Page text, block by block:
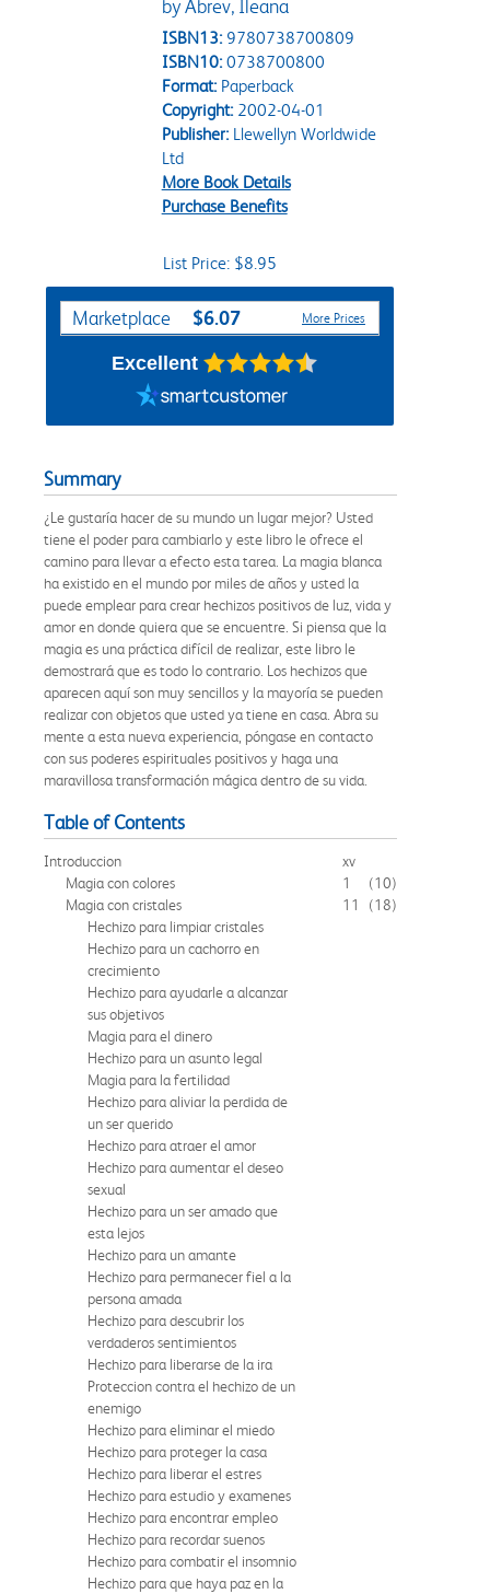
by Abrev, Ileana
ISBN13: 9780738700809
ISBN10: 0738700800
Format:Paperback
Copyright:2002-04-01
Publisher:Llewellyn Worldwide
Ltd
More Book Details
Purchase Benefits
List Price: $8.95
Purchase Options
Marketplace $6.07 More Prices
Excellent
Summary
¿Le gustaría hacer de su mundo un lugar mejor? Usted
tiene el poder para cambiarlo y este libro le ofrece el
camino para llevar a efecto esta tarea. La magia blanca
ha existido en el mundo por miles de años y usted la
puede emplear para crear hechizos positivos de luz, vida y
amor en donde quiera que se encuentre. Si piensa que la
magia es una práctica difícil de realizar, este libro le
demostrará que es todo lo contrario. Los hechizos que
aparecen aquí son muy sencillos y la mayoría se pueden
realizar con objetos que usted ya tiene en casa. Abra su
mente a esta nueva experiencia, póngase en contacto
con sus poderes espirituales positivos y haga una
maravillosa transformación mágica dentro de su vida.
Table of Contents
Introduccion
xv
Magia con colores
1
(10)
Magia con cristales
11
(18)
Hechizo para limpiar cristales
Hechizo para un cachorro en
crecimiento
Hechizo para ayudarle a alcanzar
sus objetivos
Magia para el dinero
Hechizo para un asunto legal
Magia para la fertilidad
Hechizo para aliviar la perdida de
un ser querido
Hechizo para atraer el amor
Hechizo para aumentar el deseo
sexual
Hechizo para un ser amado que
esta lejos
Hechizo para un amante
Hechizo para permanecer fiel a la
persona amada
Hechizo para descubrir los
verdaderos sentimientos
Hechizo para liberarse de la ira
Proteccion contra el hechizo de un
enemigo
Hechizo para eliminar el miedo
Hechizo para proteger la casa
Hechizo para liberar el estres
Hechizo para estudio y examenes
Hechizo para encontrar empleo
Hechizo para recordar suenos
Hechizo para combatir el insomnio
Hechizo para que haya paz en la